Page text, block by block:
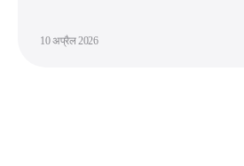
10 अप्रैल 2026